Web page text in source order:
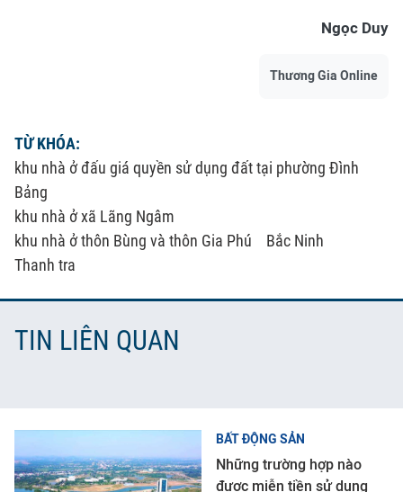
Ngọc Duy
Thương Gia Online
TỪ KHÓA:
khu nhà ở đấu giá quyền sử dụng đất tại phường Đình
Bảng
khu nhà ở xã Lãng Ngâm
khu nhà ở thôn Bùng và thôn Gia Phú
Bắc Ninh
Thanh tra
TIN LIÊN QUAN
BẤT ĐỘNG SẢN
Những trường hợp nào
được miễn tiền sử dụng